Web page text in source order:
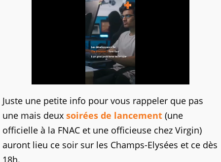
Juste une petite info pour vous rappeler que pas
une mais deux soirées de lancement (une
officielle à la FNAC et une officieuse chez Virgin)
auront lieu ce soir sur les Champs-Elysées et ce dès
18h.